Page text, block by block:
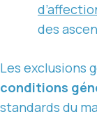
des
Les exclusions
conditions
standards du